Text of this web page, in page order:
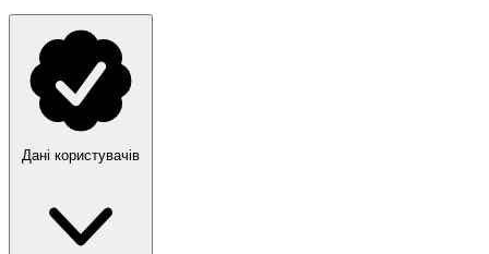
Дані користувачів